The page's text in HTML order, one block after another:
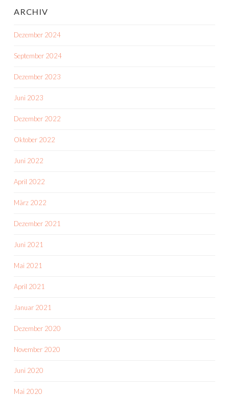
ARCHIV
Dezember 2024
September 2024
Dezember 2023
Juni 2023
Dezember 2022
Oktober 2022
Juni 2022
April 2022
März 2022
Dezember 2021
Juni 2021
Mai 2021
April 2021
Januar 2021
Dezember 2020
November 2020
Juni 2020
Mai 2020